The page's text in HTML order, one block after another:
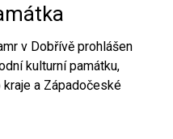
v Dobřívě prohlášen
kulturní památku,
a Západočeské